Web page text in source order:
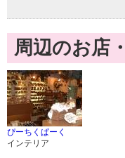
周辺のお店
ぴーちくぱーく
インテリア